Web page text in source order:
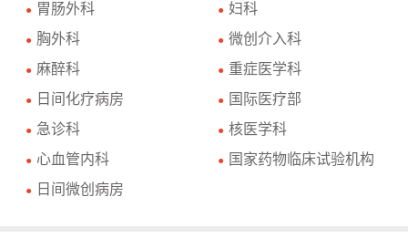
● 胃肠外科 ● 妇科
● 胸外科 ● 微创介入科
● 麻醉科 ● 重症医学科
● 日间化疗病房 ● 国际医疗部
● 急诊科 ● 核医学科
● 心血管内科 ● 国家药物临床试验机构
● 日间微创病房